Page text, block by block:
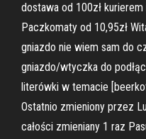
dostawa od 100zł
Paczkomaty od 10,95zł
gniazdo nie wiem sam do
gniazdo/wtyczka do
literówki w temacie
Ostatnio zmieniony przez
całości zmieniany 1 raz